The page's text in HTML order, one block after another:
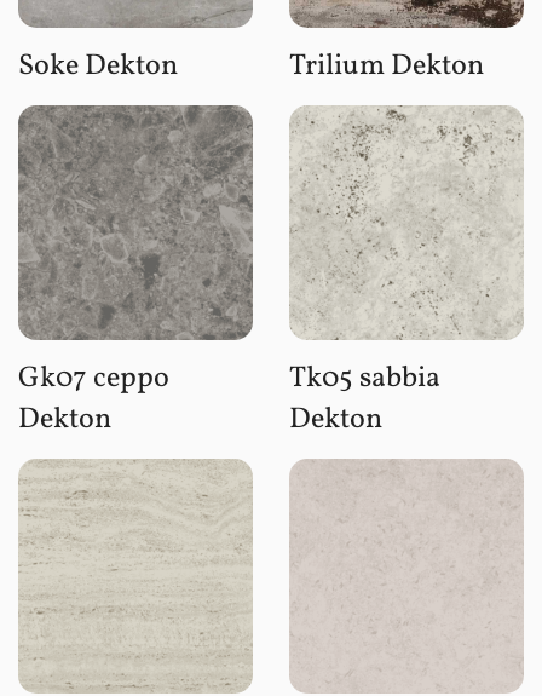
Soke Dekton Trilium Dekton
Gk07 ceppo
Dekton
Tk05 sabbia
Dekton